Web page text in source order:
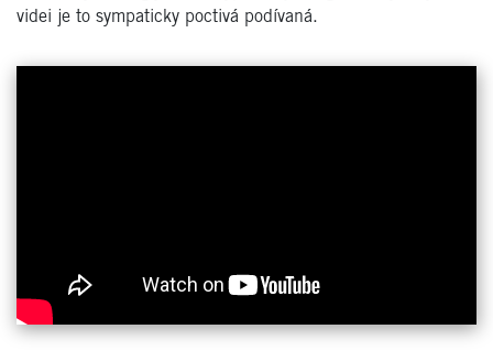
videi je to sympaticky poctivá podívaná.